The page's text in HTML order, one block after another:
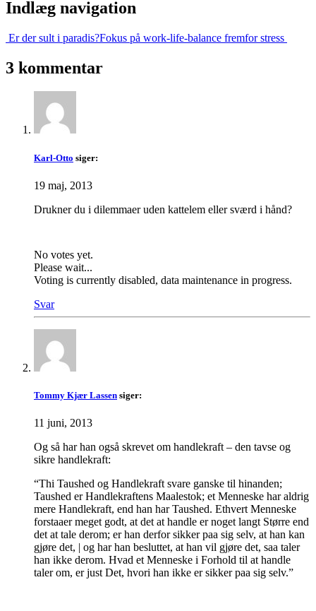
Indlæg navigation
Er der sult i paradis?Fokus på work-life-balance fremfor stress
3 kommentar
Karl-Otto siger:
19 maj, 2013
Drukner du i dilemmaer uden kattelem eller sværd i hånd?
No votes yet.
Please wait...
Voting is currently disabled, data maintenance in progress.
Svar
Tommy Kjær Lassen siger:
11 juni, 2013
Og så har han også skrevet om handlekraft – den tavse og
sikre handlekraft:
“Thi Taushed og Handlekraft svare ganske til hinanden;
Taushed er Handlekraftens Maalestok; et Menneske har aldrig
mere Handlekraft, end han har Taushed. Ethvert Menneske
forstaaer meget godt, at det at handle er noget langt Større end
det at tale derom; er han derfor sikker paa sig selv, at han kan
gjøre det, | og har han besluttet, at han vil gjøre det, saa taler
han ikke derom. Hvad et Menneske i Forhold til at handle
taler om, er just Det, hvori han ikke er sikker paa sig selv.”